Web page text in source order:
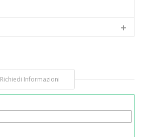
Richiedi Informazioni